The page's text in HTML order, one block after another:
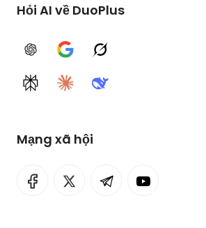
Hỏi AI về DuoPlus
ChatGPTGoogle AIGrok
PerplexityClaudeDeepSeek
Mạng xã hội